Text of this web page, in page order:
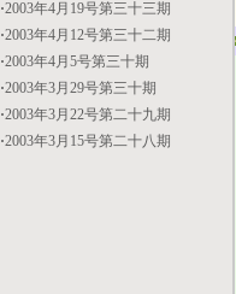
·2003年4月19号第三十三期
·2003年4月12号第三十二期
·2003年4月5号第三十期
·2003年3月29号第三十期
·2003年3月22号第二十九期
·2003年3月15号第二十八期